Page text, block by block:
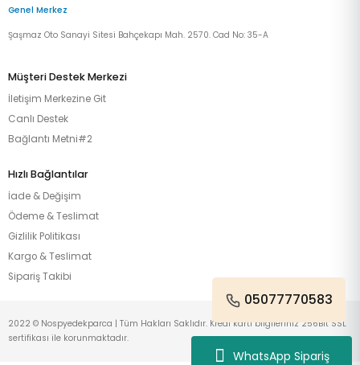
WhatsApp Sipariş
Genel Merkez
Şaşmaz Oto Sanayi Sitesi Bahçekapı Mah. 2570. Cad No: 35-A
Müşteri Destek Merkezi
İletişim Merkezine Git
Canlı Destek
Bağlantı Metni#2
Hızlı Bağlantılar
İade & Değişim
Ödeme & Teslimat
Gizlilik Politikası
Kargo & Teslimat
Sipariş Takibi
05077770583
2022 © Nospyedekparca | Tüm Hakları Saklıdır. Kredi kartı bilgileriniz 256Bit SSL
sertifikası ile korunmaktadır.